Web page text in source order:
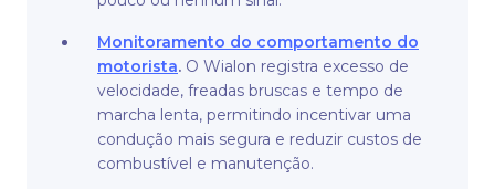
Monitoramento do comportamento do
motorista. O Wialon registra excesso de
velocidade, freadas bruscas e tempo de
marcha lenta, permitindo incentivar uma
condução mais segura e reduzir custos de
combustível e manutenção.